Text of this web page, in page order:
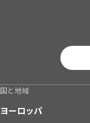
国と地域
ヨーロッパ